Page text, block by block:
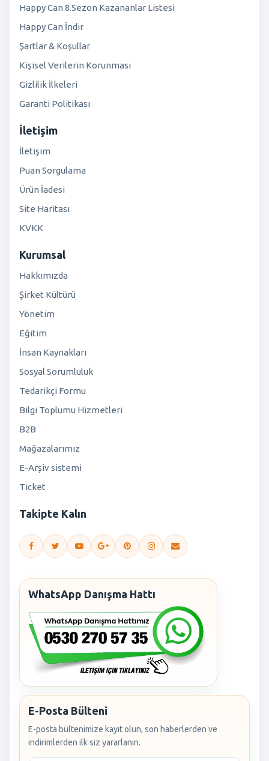
Happy Can 8.Sezon Kazananlar Listesi
Happy Can İndir
Şartlar & Koşullar
Kişisel Verilerin Korunması
Gizlilik İlkeleri
Garanti Politikası
İletişim
İletişim
Puan Sorgulama
Ürün İadesi
Site Haritası
KVKK
Kurumsal
Hakkımızda
Şirket Kültürü
Yönetim
Eğitim
İnsan Kaynakları
Sosyal Sorumluluk
Tedarikçi Formu
Bilgi Toplumu Hizmetleri
B2B
Mağazalarımız
E-Arşiv sistemi
Ticket
Takipte Kalın
WhatsApp Danışma Hattı
E-Posta Bülteni
E-posta bültenimize kayıt olun, son haberlerden ve
indirimlerden ilk siz yararlanın.